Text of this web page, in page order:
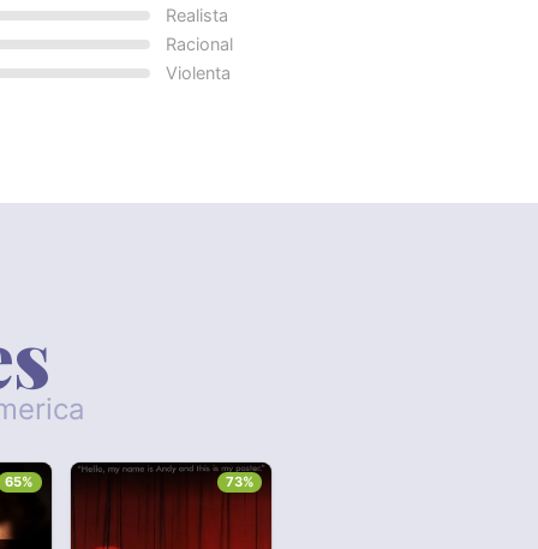
Realista
Racional
Violenta
65% 73%